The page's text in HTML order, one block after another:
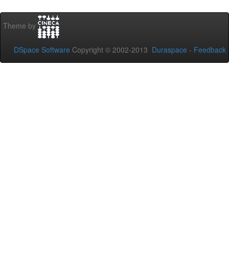
Theme by
DSpace Software Copyright © 2002-2013 Duraspace - Feedback